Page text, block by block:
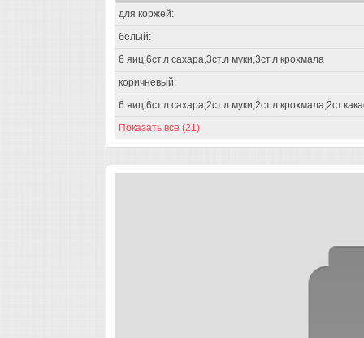
для коржей:
белый:
6 яиц,6ст.л сахара,3ст.л муки,3ст.л крохмала
коричневый:
6 яиц,6ст.л сахара,2ст.л муки,2ст.л
Показать все (21)